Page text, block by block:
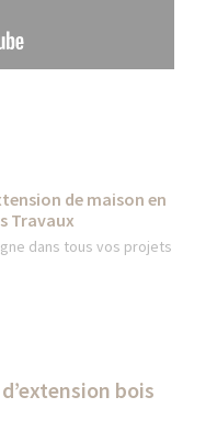
de maison en
Travaux
dans tous vos projets
bois